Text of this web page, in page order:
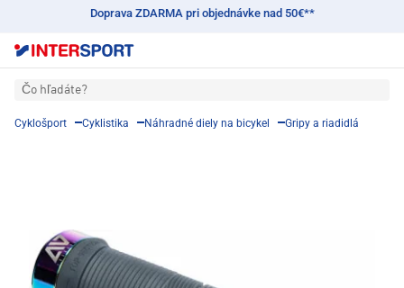
Doprava ZDARMA pri objednávke nad 50€**
Čo hľadáte?
Cyklošport Cyklistika Náhradné diely na bicykel Gripy a riadidlá